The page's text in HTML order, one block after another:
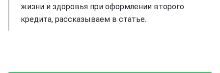
жизни и здоровья при оформлении второго
кредита, рассказываем в статье.